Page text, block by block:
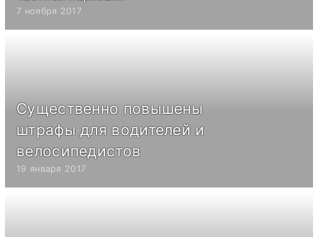
7 ноября 2017
Существенно повышены
штрафы для водителей и
велосипедистов
19 января 2017